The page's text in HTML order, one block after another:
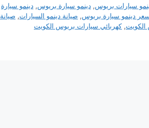
سيارات بريوس, دينمو سيارة بريوس, دينمو سيارة
دينمو سيارة بريوس, صيانة دينمو السيارات, صيانة
, كهربائي سيارات بريوس الكويت